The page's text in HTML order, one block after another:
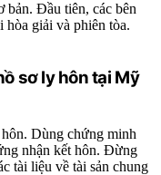
bản. Đầu tiên, các bên
hòa giải và phiên tòa.
sơ ly hôn tại Mỹ
Dùng chứng minh
nhận kết hôn. Đừng
tài liệu về tài sản chung